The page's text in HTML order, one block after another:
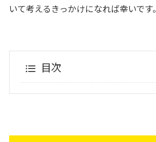
いて考えるきっかけになれば幸いです。
目次